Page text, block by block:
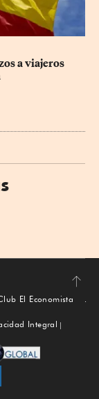
a viajeros
Subir
El Economista
Integral